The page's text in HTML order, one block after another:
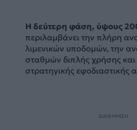
Η δεύτερη φάση, ύψους
περιλαμβάνει την πλήρη
λιμενικών υποδομών, την
σταθμών διπλής χρήσης και
στρατηγικής εφοδιαστικής
ΔΙΑΦΗΜΙΣΗ